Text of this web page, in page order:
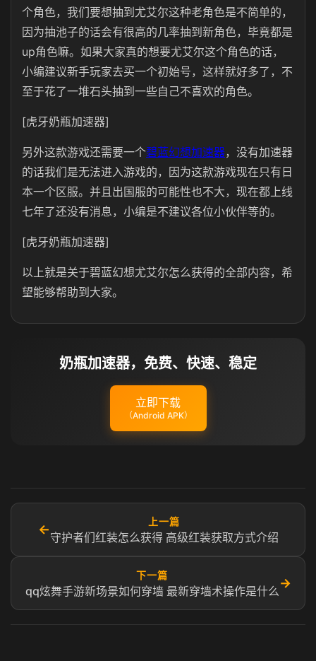
个角色，我们要想抽到尤艾尔这种老角色是不简单的，
因为抽池子的话会有很高的几率抽到新角色，毕竟都是
up角色嘛。如果大家真的想要尤艾尔这个角色的话，
小编建议新手玩家去买一个初始号，这样就好多了，不
至于花了一堆石头抽到一些自己不喜欢的角色。
[虎牙奶瓶加速器]
另外这款游戏还需要一个碧蓝幻想加速器，没有加速器
的话我们是无法进入游戏的，因为这款游戏现在只有日
本一个区服。并且出国服的可能性也不大，现在都上线
七年了还没有消息，小编是不建议各位小伙伴等的。
[虎牙奶瓶加速器]
以上就是关于碧蓝幻想尤艾尔怎么获得的全部内容，希
望能够帮助到大家。
奶瓶加速器，免费、快速、稳定
立即下载
（Android APK）
←
上一篇
守护者们红装怎么获得 高级红装获取方式介绍
下一篇
qq炫舞手游新场景如何穿墙 最新穿墙术操作是什么
→